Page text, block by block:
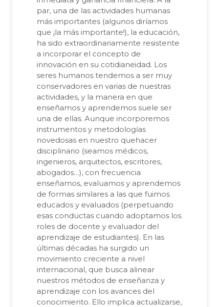
par, una de las actividades humanas
más importantes (algunos diríamos
que ¡la más importante!), la educación,
ha sido extraordinariamente resistente
a incorporar el concepto de
innovación en su cotidianeidad. Los
seres humanos tendemos a ser muy
conservadores en varias de nuestras
actividades, y la manera en que
enseñamos y aprendemos suele ser
una de ellas. Aunque incorporemos
instrumentos y metodologías
novedosas en nuestro quehacer
disciplinario (seamos médicos,
ingenieros, arquitectos, escritores,
abogados…), con frecuencia
enseñamos, evaluamos y aprendemos
de formas similares a las que fuimos
educados y evaluados (perpetuando
esas conductas cuando adoptamos los
roles de docente y evaluador del
aprendizaje de estudiantes). En las
últimas décadas ha surgido un
movimiento creciente a nivel
internacional, que busca alinear
nuestros métodos de enseñanza y
aprendizaje con los avances del
conocimiento. Ello implica actualizarse,